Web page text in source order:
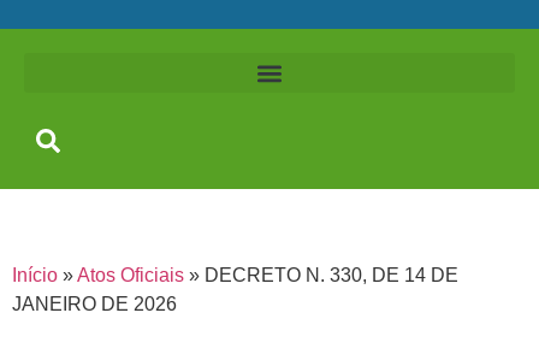
Início »Atos Oficiais » DECRETO N. 330, DE 14 DE
JANEIRO DE 2026